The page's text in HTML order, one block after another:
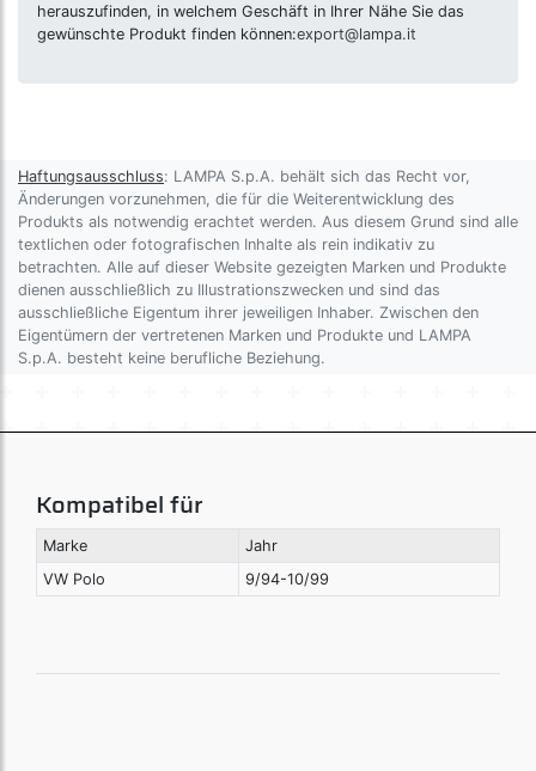
herauszufinden, in welchem Geschäft in Ihrer Nähe Sie das
gewünschte Produkt finden können:export@lampa.it
Haftungsausschluss: LAMPA S.p.A. behält sich das Recht vor,
Änderungen vorzunehmen, die für die Weiterentwicklung des
Produkts als notwendig erachtet werden. Aus diesem Grund sind alle
textlichen oder fotografischen Inhalte als rein indikativ zu
betrachten. Alle auf dieser Website gezeigten Marken und Produkte
dienen ausschließlich zu Illustrationszwecken und sind das
ausschließliche Eigentum ihrer jeweiligen Inhaber. Zwischen den
Eigentümern der vertretenen Marken und Produkte und LAMPA
S.p.A. besteht keine berufliche Beziehung.
Kompatibel für
Marke
Jahr
VW Polo
9/94-10/99